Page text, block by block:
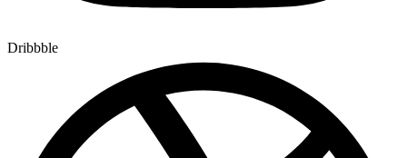
Dribbble